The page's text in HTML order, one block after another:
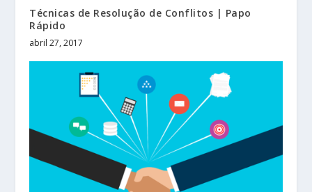
Técnicas de Resolução de Conflitos | Papo
Rápido
abril 27, 2017